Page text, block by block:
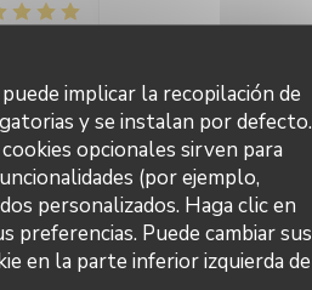
implicar la recopilación de
y se instalan por defecto.
opcionales sirven para
(por ejemplo,
personalizados. Haga clic en
Puede cambiar sus
en la parte inferior izquierda de
Je
/5